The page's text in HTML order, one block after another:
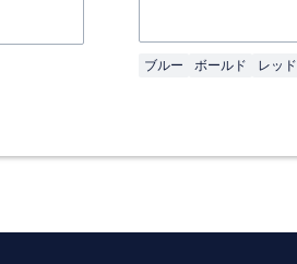
ブルー ボールド レッド